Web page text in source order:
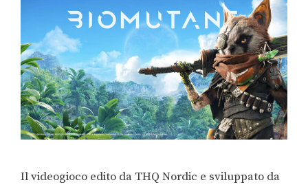
Il videogioco edito da THQ Nordic e sviluppato da